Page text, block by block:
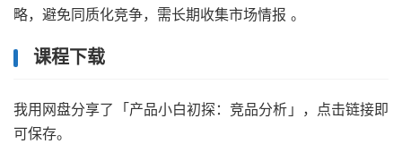
略，避免同质化竞争，需长期收集市场情报 。
课程下载
我用网盘分享了「产品小白初探：竞品分析」，点击链接即
可保存。